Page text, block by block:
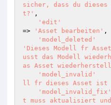
sicher, dass du dieses
t?' ,
'edit'
=>
'Asset bearbeiten' ,
'model_deleted'
'Dieses Modell fr
usst das Modell
as Asset
'model_invalid'
ll fr dieses Asset ist
'model_invalid_fix'
t muss aktualisiert